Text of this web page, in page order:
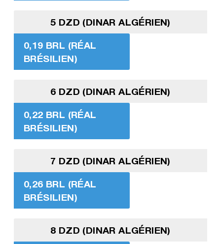
5 DZD (DINAR ALGÉRIEN)
0,19 BRL (RÉAL
BRÉSILIEN)
6 DZD (DINAR ALGÉRIEN)
0,22 BRL (RÉAL
BRÉSILIEN)
7 DZD (DINAR ALGÉRIEN)
0,26 BRL (RÉAL
BRÉSILIEN)
8 DZD (DINAR ALGÉRIEN)